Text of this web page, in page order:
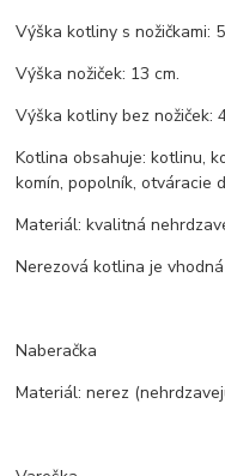
Výška kotliny s nožičkami:
Výška nožiček: 13 cm.
Výška kotliny bez nožiček:
Kotlina obsahuje: kotlinu,
komín, popolník, otváracie
Materiál: kvalitná
Nerezová kotlina je
Naberačka
Materiál: nerez